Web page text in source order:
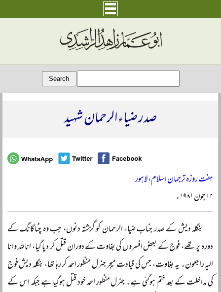
صدر ضیاء الرحمان شہید
ہفت روزہ ترجمان اسلام، لاہور
۱۲ جون ۱۹۸۱ء
بنگلہ دیش کے صدر جناب ضیاء الرحمان کو گزشتہ دنوں، جب وہ چٹاگانگ کے
دورہ پر تھے، فوج کے بعض افسروں کی بغاوت کے دوران قتل کر دیا گیا، انا للہ وانا
الیہ راجعون۔ یہ بغاوت، جس کی قیادت میجر جنرل منظور احمد کر رہا تھا، بنگلہ دیش فوج
کی مداخلت کے بعد ختم ہوگئی ہے۔ جنرل منظور احمد خود قتل ہوگیا ہے جبکہ اس کے